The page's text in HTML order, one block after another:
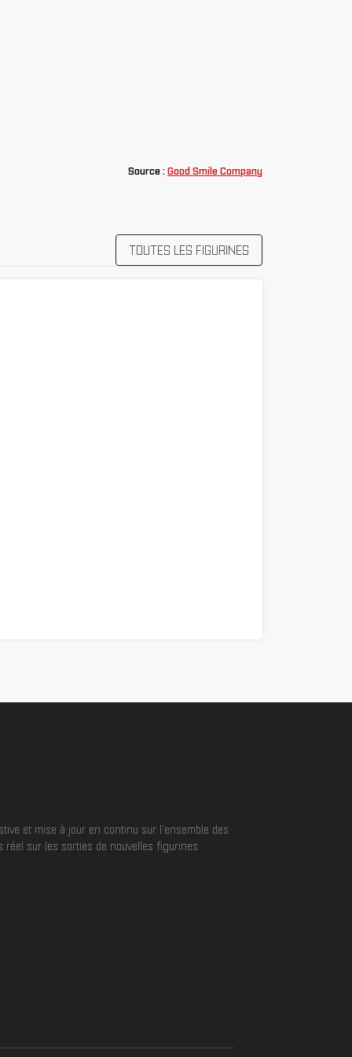
Source :Good Smile Company
TOUTES LES FIGURINES
et mise à jour en continu sur l'ensemble des
réel sur les sorties de nouvelles figurines